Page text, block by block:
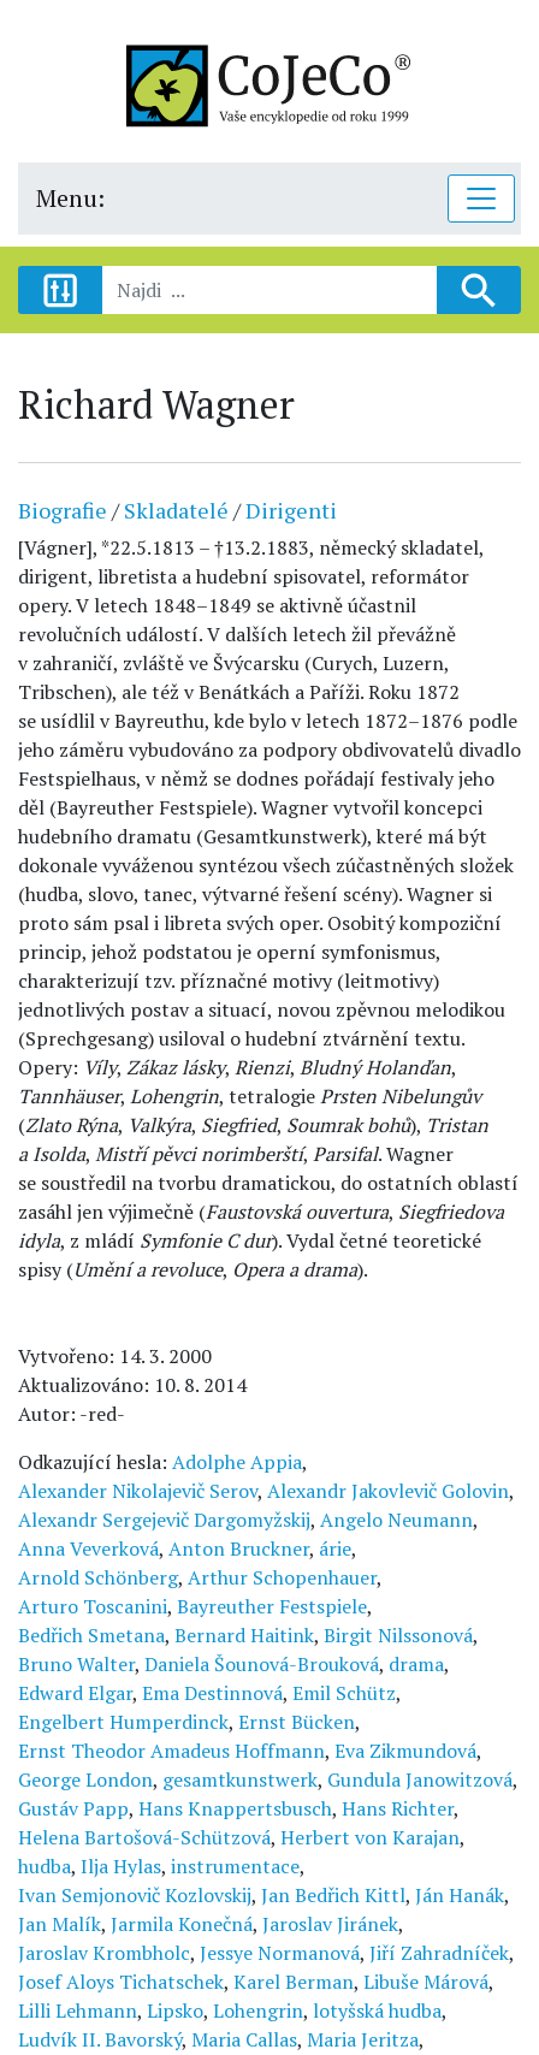
Menu:
Richard Wagner
Biografie /Skladatelé /Dirigenti
[Vágner], *22.5.1813 – †13.2.1883, německý skladatel,
dirigent, libretista a hudební spisovatel, reformátor
opery. V letech 1848–1849 se aktivně účastnil
revolučních událostí. V dalších letech žil převážně
v zahraničí, zvláště ve Švýcarsku (Curych, Luzern,
Tribschen), ale též v Benátkách a Paříži. Roku 1872
se usídlil v Bayreuthu, kde bylo v letech 1872–1876 podle
jeho záměru vybudováno za podpory obdivovatelů divadlo
Festspielhaus, v němž se dodnes pořádají festivaly jeho
děl (Bayreuther Festspiele). Wagner vytvořil koncepci
hudebního dramatu (Gesamtkunstwerk), které má být
dokonale vyváženou syntézou všech zúčastněných složek
(hudba, slovo, tanec, výtvarné řešení scény). Wagner si
proto sám psal i libreta svých oper. Osobitý kompoziční
princip, jehož podstatou je operní symfonismus,
charakterizují tzv. příznačné motivy (leitmotivy)
jednotlivých postav a situací, novou zpěvnou melodikou
(Sprechgesang) usiloval o hudební ztvárnění textu.
Opery: Víly, Zákaz lásky, Rienzi, Bludný Holanďan,
Tannhäuser, Lohengrin, tetralogiePrsten Nibelungův
(Zlato Rýna, Valkýra, Siegfried, Soumrak bohů), Tristan
a Isolda, Mistří pěvci norimberští, Parsifal. Wagner
se soustředil na tvorbu dramatickou, do ostatních oblastí
zasáhl jen výjimečně (Faustovská ouvertura, Siegfriedova
idyla, z mládí Symfonie C dur). Vydal četné teoretické
spisy (Umění a revoluce, Opera a drama).
Vytvořeno: 14. 3. 2000
Aktualizováno: 10. 8. 2014
Autor: -red-
Odkazující hesla: Adolphe Appia,
Alexander Nikolajevič Serov, Alexandr Jakovlevič Golovin,
Alexandr Sergejevič Dargomyžskij, Angelo Neumann,
Anna Veverková, Anton Bruckner, árie,
Arnold Schönberg, Arthur Schopenhauer,
Arturo Toscanini, Bayreuther Festspiele,
Bedřich Smetana, Bernard Haitink, Birgit Nilssonová,
Bruno Walter, Daniela Šounová-Brouková, drama,
Edward Elgar, Ema Destinnová, Emil Schütz,
Engelbert Humperdinck, Ernst Bücken,
Ernst Theodor Amadeus Hoffmann, Eva Zikmundová,
George London, gesamtkunstwerk, Gundula Janowitzová,
Gustáv Papp, Hans Knappertsbusch, Hans Richter,
Helena Bartošová-Schützová, Herbert von Karajan,
hudba, Ilja Hylas, instrumentace,
Ivan Semjonovič Kozlovskij, Jan Bedřich Kittl, Ján Hanák,
Jan Malík, Jarmila Konečná, Jaroslav Jiránek,
Jaroslav Krombholc, Jessye Normanová, Jiří Zahradníček,
Josef Aloys Tichatschek, Karel Berman, Libuše Márová,
Lilli Lehmann, Lipsko, Lohengrin, lotyšská hudba,
Ludvík II. Bavorský, Maria Callas, Maria Jeritza,